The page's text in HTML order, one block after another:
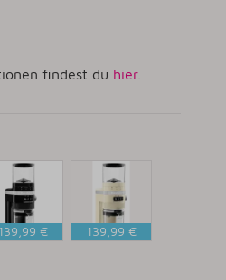
findest du hier.
139,99 € 139,99 €